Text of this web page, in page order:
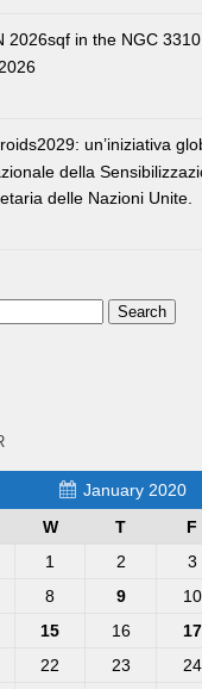
2026sqf in the NGC
un’iniziativa
della
delle Nazioni Unite.
January 2020
W T F
1
2 3
8 9 10
15 16 17
22 23 24